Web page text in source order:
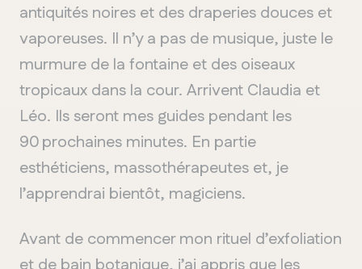
antiquités noires et des draperies douces et
vaporeuses. Il n’y a pas de musique, juste le
murmure de la fontaine et des oiseaux
tropicaux dans la cour. Arrivent Claudia et
Léo. Ils seront mes guides pendant les
90 prochaines minutes. En partie
esthéticiens, massothérapeutes et, je
l’apprendrai bientôt, magiciens.
Avant de commencer mon rituel d’exfoliation